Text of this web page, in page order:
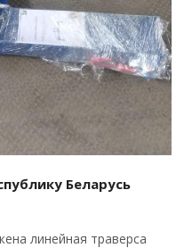
Беларусь
линейная траверса